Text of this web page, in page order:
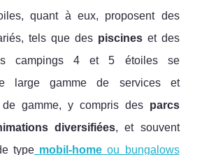
quant à eux, proposent des
tels que des piscineset des
campings 4 et 5 étoiles se
large gamme de services et
de gamme, y compris des parcs
diversifiées, et souvent
type mobil-home ou bungalows